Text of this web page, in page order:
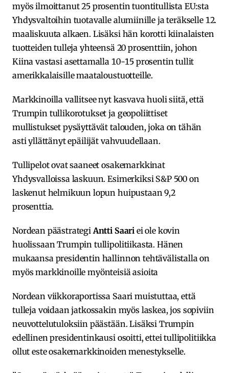
myös ilmoittanut 25 prosentin tuontitullista EU:sta
Yhdysvaltoihin tuotavalle alumiinille ja teräkselle 12.
maaliskuuta alkaen. Lisäksi hän korotti kiinalaisten
tuotteiden tulleja yhteensä 20 prosenttiin, johon
Kiina vastasi asettamalla 10-15 prosentin tullit
amerikkalaisille maataloustuotteille.
Markkinoilla vallitsee nyt kasvava huoli siitä, että
Trumpin tullikorotukset ja geopoliittiset
mullistukset pysäyttävät talouden, joka on tähän
asti yllättänyt epäilijät vahvuudellaan.
Tullipelot ovat saaneet osakemarkkinat
Yhdysvalloissa laskuun. Esimerkiksi S&P 500 on
laskenut helmikuun lopun huipustaan 9,2
prosenttia.
Nordean päästrategi Antti Saari ei ole kovin
huolissaan Trumpin tullipolitiikasta. Hänen
mukaansa presidentin hallinnon tehtävälistalla on
myös markkinoille myönteisiä asioita
Nordean viikkoraportissa Saari muistuttaa, että
tulleja voidaan jatkossakin myös laskea, jos sopiviin
neuvottelutuloksiin päästään. Lisäksi Trumpin
edellinen presidentinkausi osoitti, ettei tullipolitiikka
ollut este osakemarkkinoiden menestykselle.